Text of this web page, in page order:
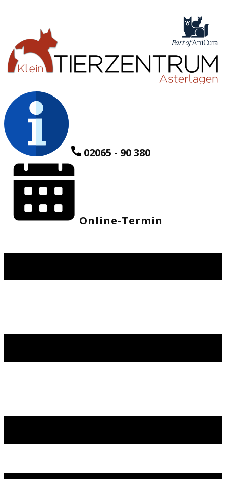
02065 - 90 380
Online-Termin